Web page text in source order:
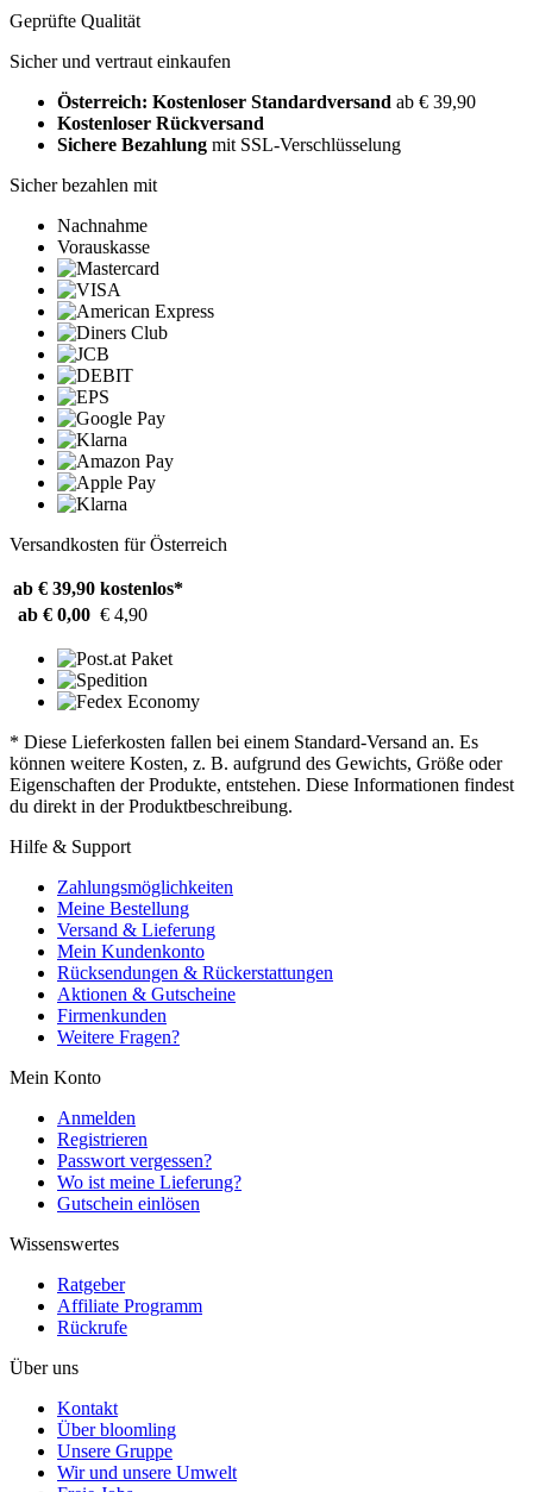
Geprüfte Qualität
Sicher und vertraut einkaufen
Österreich: Kostenloser Standardversand ab € 39,90
Kostenloser Rückversand
Sichere Bezahlung mit SSL-Verschlüsselung
Sicher bezahlen mit
Nachnahme
Vorauskasse
Versandkosten für Österreich
ab € 39,90 kostenlos*
ab € 0,00 € 4,90
* Diese Lieferkosten fallen bei einem Standard-Versand an. Es
können weitere Kosten, z. B. aufgrund des Gewichts, Größe oder
Eigenschaften der Produkte, entstehen. Diese Informationen findest
du direkt in der Produktbeschreibung.
Hilfe & Support
Zahlungsmöglichkeiten
Meine Bestellung
Versand & Lieferung
Mein Kundenkonto
Rücksendungen & Rückerstattungen
Aktionen & Gutscheine
Firmenkunden
Weitere Fragen?
Mein Konto
Anmelden
Registrieren
Passwort vergessen?
Wo ist meine Lieferung?
Gutschein einlösen
Wissenswertes
Ratgeber
Affiliate Programm
Rückrufe
Über uns
Kontakt
Über bloomling
Unsere Gruppe
Wir und unsere Umwelt